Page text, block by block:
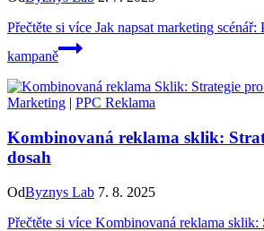
Přečtěte si více Jak napsat marketing scénář:
kampaně
Marketing | PPC Reklama
Kombinovaná reklama sklik:
dosah
OdByznys Lab 7. 8. 2025
Přečtěte si více Kombinovaná reklama sklik: